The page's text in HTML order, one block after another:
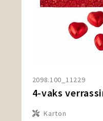
2098.100_11229
Karton